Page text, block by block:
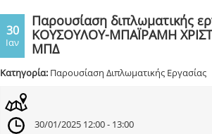
30
Ιαν
Παρουσίαση διπλωματικής
ΚΟΥΣΟΥΛΟΥ-ΜΠΑΪΡΑΜΗ
ΜΠΔ
Κατηγορία: Παρουσίαση Διπλωματικής
30/01/2025 12:00 - 13:00